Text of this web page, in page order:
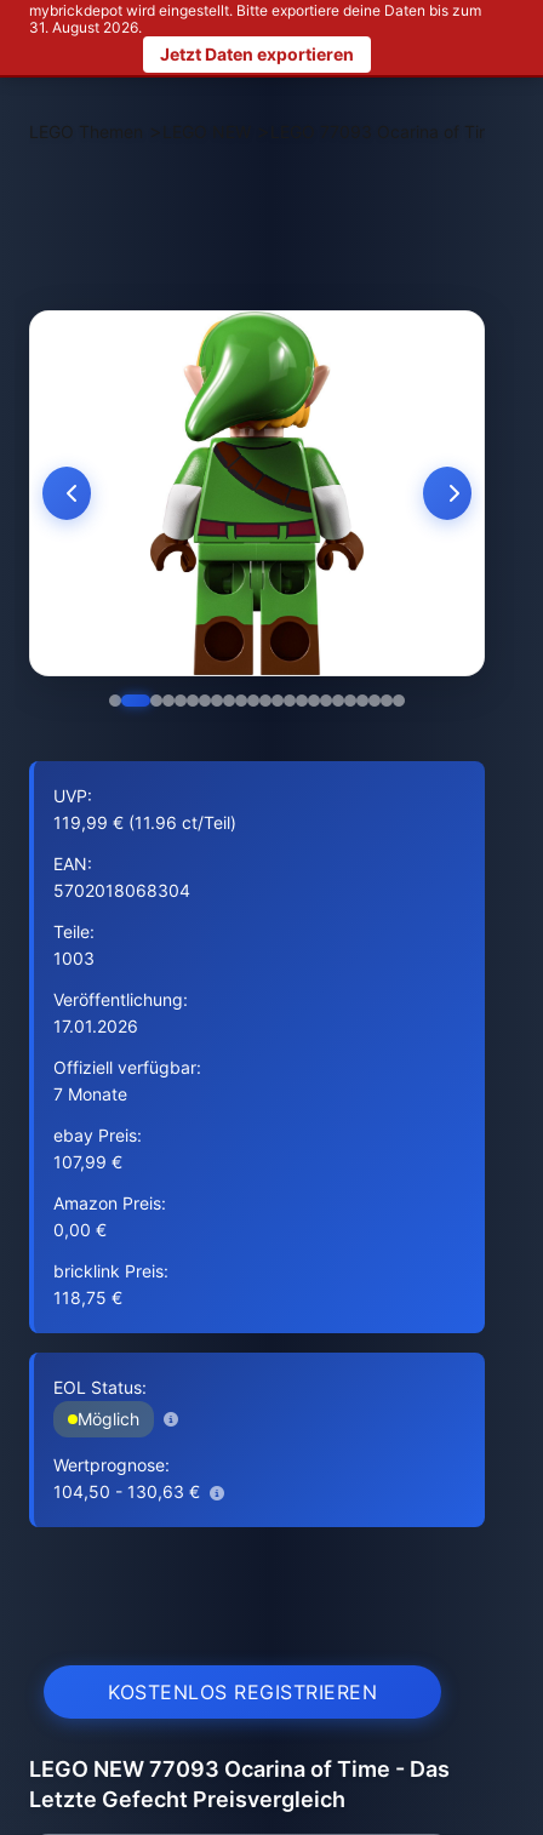
mybrickdepot wird eingestellt. Bitte exportiere deine Daten bis zum
31. August 2026.
Jetzt Daten exportieren
LEGO Themen > LEGO 77093 Ocarina of Time -
UVP:
119,99 € (11.96 ct/Teil)
EAN:
5702018068304
Teile:
1003
Veröffentlichung:
17.01.2026
Offiziell verfügbar:
7 Monate
ebay Preis:
107,99 €
Amazon Preis:
0,00 €
bricklink Preis:
118,75 €
EOL Status:
Möglich
Wertprognose:
104,50 - 130,63 €
KOSTENLOS REGISTRIEREN
LEGO NEW 77093 Ocarina of Time - Das
Letzte Gefecht Preisvergleich